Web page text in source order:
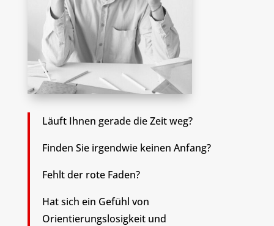
Läuft Ihnen gerade die Zeit weg?
Finden Sie irgendwie keinen Anfang?
Fehlt der rote Faden?
Hat sich ein Gefühl von
Orientierungslosigkeit und